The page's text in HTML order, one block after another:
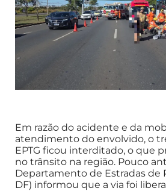
Em razão do acidente e da
atendimento do envolvido, o
EPTG ficou interditado, o que
no trânsito na região. Pouco
Departamento de Estradas de
DF) informou que a via foi